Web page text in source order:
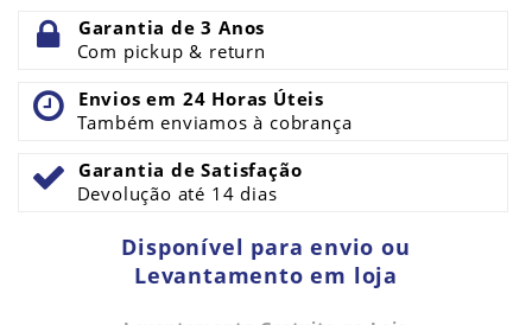
Garantia de 3 Anos
Com pickup & return
Envios em 24 Horas Úteis
Também enviamos à cobrança
Garantia de Satisfação
Devolução até 14 dias
Disponível para envio ou
Levantamento em loja